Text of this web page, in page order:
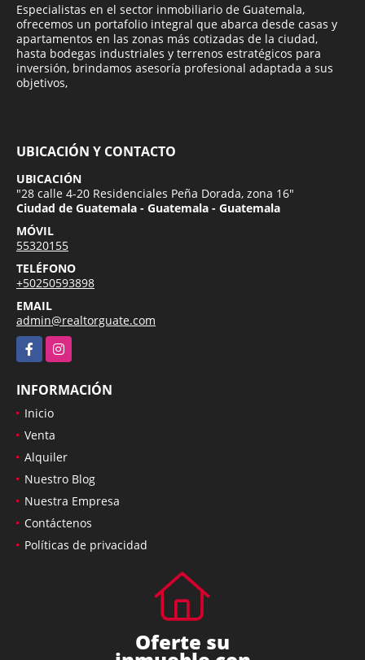
Especialistas en el sector inmobiliario de Guatemala,
ofrecemos un portafolio integral que abarca desde casas y
apartamentos en las zonas más cotizadas de la ciudad,
hasta bodegas industriales y terrenos estratégicos para
inversión, brindamos asesoría profesional adaptada a sus
objetivos,
UBICACIÓN Y CONTACTO
UBICACIÓN
"28 calle 4-20 Residenciales Peña Dorada, zona 16"
Ciudad de Guatemala - Guatemala - Guatemala
MÓVIL
55320155
TELÉFONO
+50250593898
EMAIL
admin@realtorguate.com
FacebookInstagram
INFORMACIÓN
Inicio
Venta
Alquiler
Nuestro Blog
Nuestra Empresa
Contáctenos
Políticas de privacidad
Oferte su